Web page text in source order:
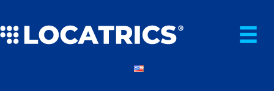
springen